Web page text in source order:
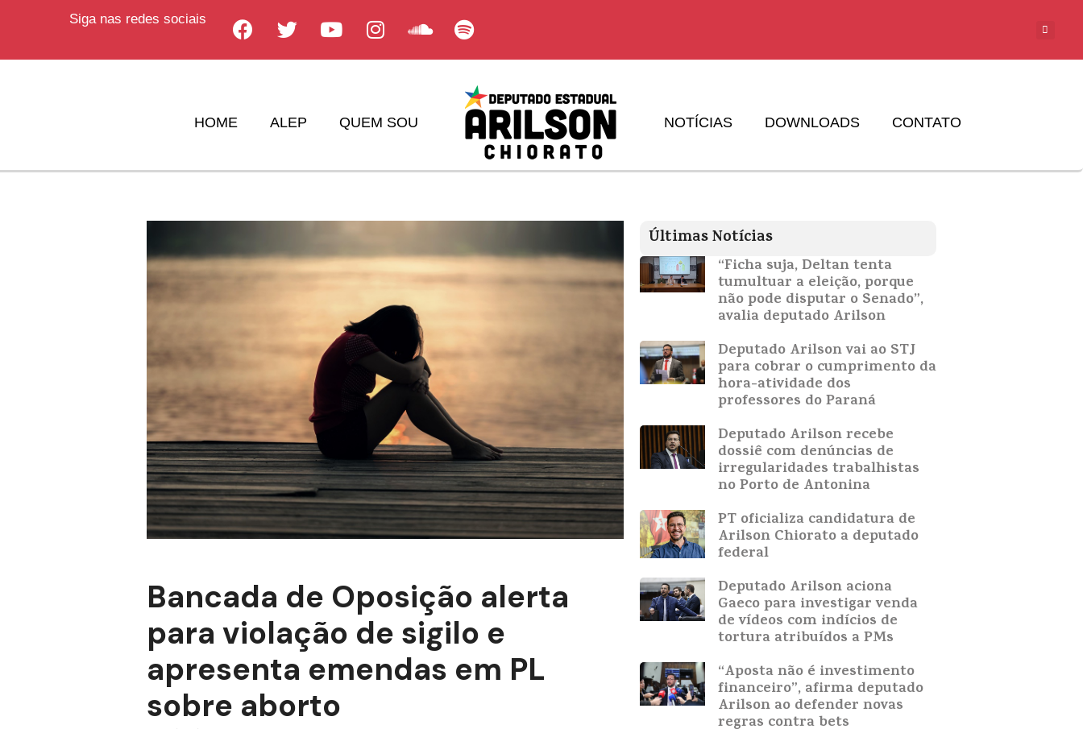
Siga nas redes sociais
HOME ALEP QUEM SOU NOTÍCIAS DOWNLOADS CONTATO
Bancada de Oposição alerta
para violação de sigilo e
apresenta emendas em PL
sobre aborto
Últimas Notícias
“Ficha suja, Deltan tenta
tumultuar a eleição, porque
não pode disputar o Senado”,
avalia deputado Arilson
Deputado Arilson vai ao STJ
para cobrar o cumprimento da
hora-atividade dos
professores do Paraná
Deputado Arilson recebe
dossiê com denúncias de
irregularidades trabalhistas
no Porto de Antonina
PT oficializa candidatura de
Arilson Chiorato a deputado
federal
Deputado Arilson aciona
Gaeco para investigar venda
de vídeos com indícios de
tortura atribuídos a PMs
“Aposta não é investimento
financeiro”, afirma deputado
Arilson ao defender novas
regras contra bets